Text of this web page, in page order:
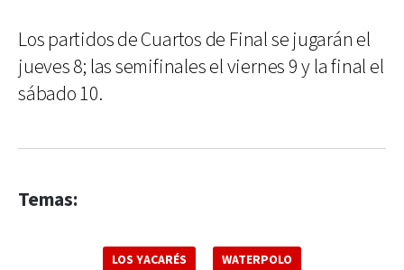
Los partidos de Cuartos de Final se jugarán el
jueves 8; las semifinales el viernes 9 y la final el
sábado 10.
Temas:
LOS YACARÉS WATERPOLO